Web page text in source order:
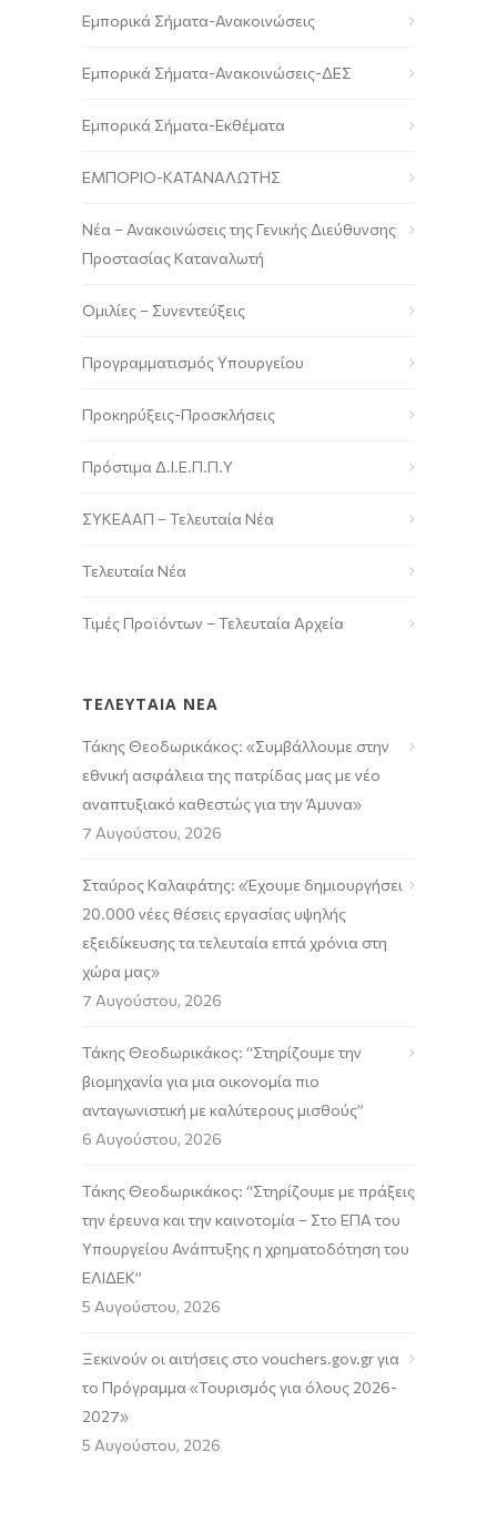
Εμπορικά Σήματα-Ανακοινώσεις
Εμπορικά Σήματα-Ανακοινώσεις-ΔΕΣ
Εμπορικά Σήματα-Εκθέματα
ΕΜΠΟΡΙΟ-ΚΑΤΑΝΑΛΩΤΗΣ
Νέα – Ανακοινώσεις της Γενικής Διεύθυνσης
Προστασίας Καταναλωτή
Ομιλίες – Συνεντεύξεις
Προγραμματισμός Υπουργείου
Προκηρύξεις-Προσκλήσεις
Πρόστιμα Δ.Ι.Ε.Π.Π.Υ
ΣΥΚΕΑΑΠ – Τελευταία Νέα
Τελευταία Νέα
Τιμές Προϊόντων – Τελευταία Αρχεία
ΤΕΛΕΥΤΑΙΑ ΝΕΑ
Τάκης Θεοδωρικάκος: «Συμβάλλουμε στην
εθνική ασφάλεια της πατρίδας μας με νέο
αναπτυξιακό καθεστώς για την Άμυνα»
7 Αυγούστου, 2026
Σταύρος Καλαφάτης: «Έχουμε δημιουργήσει
20.000 νέες θέσεις εργασίας υψηλής
εξειδίκευσης τα τελευταία επτά χρόνια στη
χώρα μας»
7 Αυγούστου, 2026
Τάκης Θεοδωρικάκος: “Στηρίζουμε την
βιομηχανία για μια οικονομία πιο
ανταγωνιστική με καλύτερους μισθούς”
6 Αυγούστου, 2026
Τάκης Θεοδωρικάκος: “Στηρίζουμε με πράξεις
την έρευνα και την καινοτομία – Στο ΕΠΑ του
Υπουργείου Ανάπτυξης η χρηματοδότηση του
ΕΛΙΔΕΚ”
5 Αυγούστου, 2026
Ξεκινούν οι αιτήσεις στο vouchers.gov.gr για
το Πρόγραμμα «Τουρισμός για όλους 2026-
2027»
5 Αυγούστου, 2026